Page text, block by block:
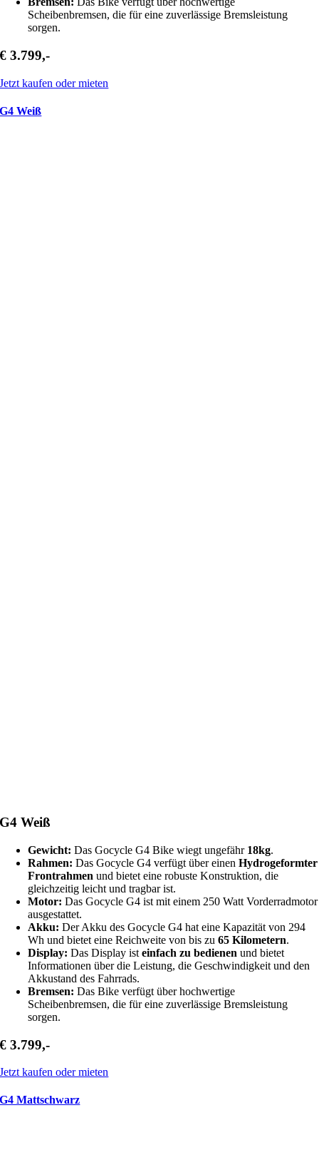
Scheibenbremsen, die für eine zuverlässige Bremsleistung
sorgen.
€ 3.799,-
Jetzt kaufen oder mieten
G4 Weiß
G4 Weiß
Gewicht: Das Gocycle G4 Bike wiegt ungefähr 18kg.
Rahmen: Das Gocycle G4 verfügt über einenHydrogeformter
Frontrahmenund bietet eine robuste Konstruktion, die
gleichzeitig leicht und tragbar ist.
Motor: Das Gocycle G4 ist mit einem 250 Watt Vorderradmotor
ausgestattet.
Akku: Der Akku des Gocycle G4 hat eine Kapazität von 294
Wh und bietet eine Reichweite von bis zu65 Kilometern.
Display: Das Display isteinfach zu bedienen und bietet
Informationen über die Leistung, die Geschwindigkeit und den
Akkustand des Fahrrads.
Bremsen:Das Bike verfügt über hochwertige
Scheibenbremsen, die für eine zuverlässige Bremsleistung
sorgen.
€ 3.799,-
Jetzt kaufen oder mieten
G4 Mattschwarz